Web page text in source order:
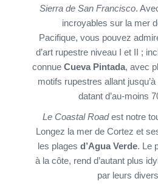
Sierra de San Francisco.
incroyables sur la mer
Pacifique, vous pouvez
d’art rupestre niveau I et II ;
connue Cueva Pintada, avec
motifs rupestres allant
datant d’au-moins
Le Coastal Roadest notre
Longez la mer de Cortez et
les plages d’Agua Verde. Le
à la côte, rend d’autant plus
par leurs